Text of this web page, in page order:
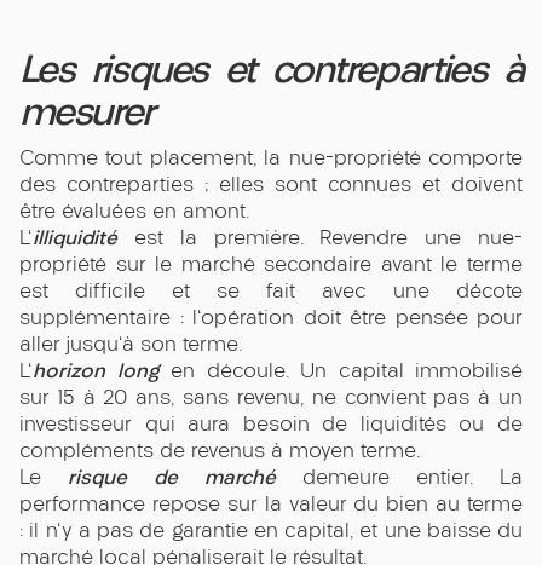
Les risques et contreparties à
mesurer
Comme tout placement, la nue-propriété comporte
des contreparties ; elles sont connues et doivent
être évaluées en amont.
L'illiquiditéest la première. Revendre une nue-
propriété sur le marché secondaire avant le terme
est difficile et se fait avec une décote
supplémentaire : l'opération doit être pensée pour
aller jusqu'à son terme.
L'horizon longen découle. Un capital immobilisé
sur 15 à 20 ans, sans revenu, ne convient pas à un
investisseur qui aura besoin de liquidités ou de
compléments de revenus à moyen terme.
Le risque de marchédemeure entier. La
performance repose sur la valeur du bien au terme
: il n'y a pas de garantie en capital, et une baisse du
marché local pénaliserait le résultat.